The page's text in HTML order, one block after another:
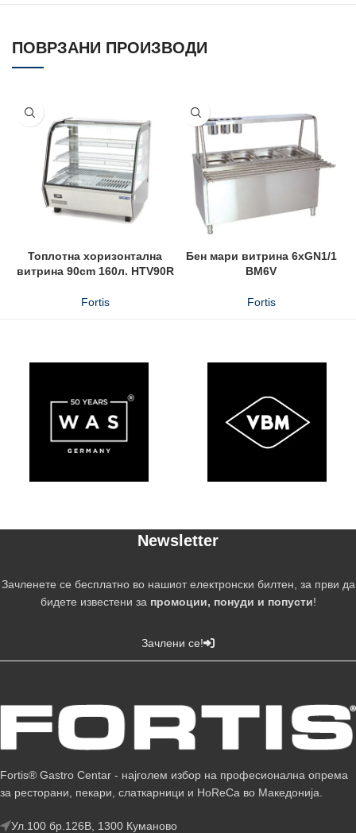
ПОВРЗАНИ ПРОИЗВОДИ
Топлотна хоризонтална
витрина 90cm 160л. HTV90R
Fortis
Бен мари витрина 6xGN1/1
BM6V
Fortis
Newsletter
Зачленете се бесплатно во нашиот електронски билтен, за први да
бидете известени за промоции, понуди и попусти!
Зачлени се!
Fortis® Gastro Centar - најголем избор на професионална опрема
за ресторани, пекари, слаткарници и HoReCa во Македонија.
Ул.100 бр.126В, 1300 Куманово